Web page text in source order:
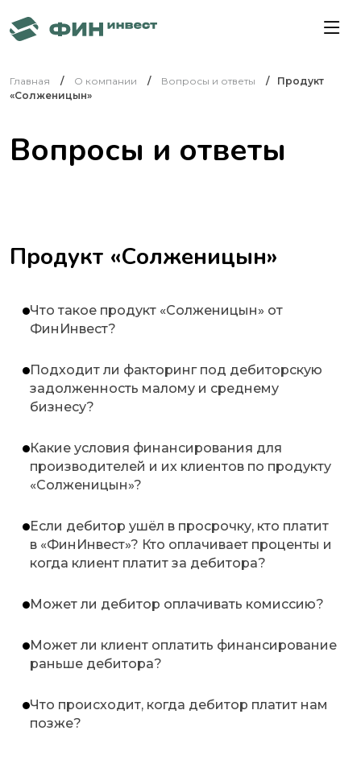
Главная О компании Вопросы и ответы
Продукт
«Солженицын»
Вопросы и ответы
Продукт «Солженицын»
Что такое продукт «Солженицын» от
ФинИнвест?
Подходит ли факторинг под дебиторскую
задолженность малому и среднему
бизнесу?
Какие условия финансирования для
производителей и их клиентов по продукту
«Солженицын»?
Если дебитор ушёл в просрочку, кто платит
в «ФинИнвест»? Кто оплачивает проценты и
когда клиент платит за дебитора?
Может ли дебитор оплачивать комиссию?
Может ли клиент оплатить финансирование
раньше дебитора?
Что происходит, когда дебитор платит нам
позже?